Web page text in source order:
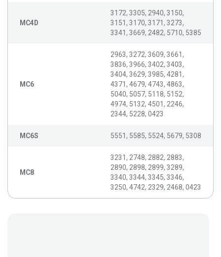
MC4D
3172, 3305, 2940, 3150,
3151, 3170, 3171, 3273,
3341, 3669, 2482, 5710, 5385
MC6
2963, 3272, 3609, 3661,
3836, 3966, 3402, 3403,
3404, 3629, 3985, 4281,
4371, 4679, 4743, 4863,
5040, 5057, 5118, 5152,
4974, 5132, 4501, 2246,
2344, 5228, 0423
MC6S 5551, 5585, 5524, 5679, 5308
MC8
3231, 2748, 2882, 2883,
2890, 2898, 2899, 3289,
3340, 3344, 3345, 3346,
3250, 4742, 2329, 2468, 0423